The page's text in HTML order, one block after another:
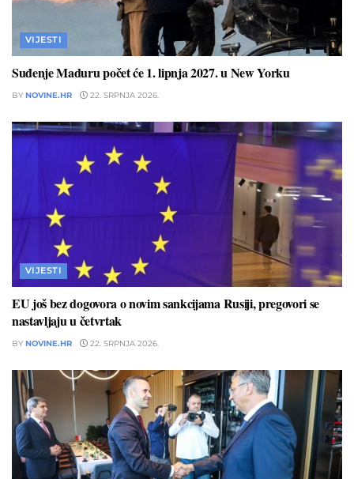
VIJESTI
Suđenje Maduru počet će 1. lipnja 2027. u New Yorku
BY NOVINE.HR 22. SRPNJA 2026.
VIJESTI
EU još bez dogovora o novim sankcijama Rusiji, pregovori se
nastavljaju u četvrtak
BY NOVINE.HR 22. SRPNJA 2026.